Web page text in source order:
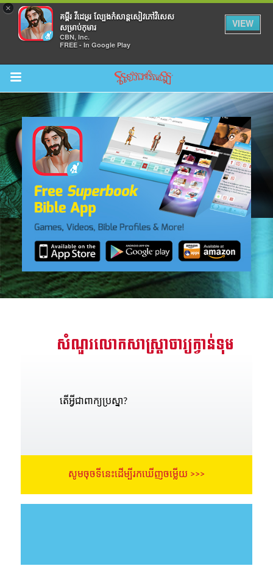
×
គម្ពីរ វីដេអូរ ល្បែងកំសាន្តសៀវភៅវិសេស
សម្រាប់កុមារ
CBN, Inc.
FREE - In Google Play
VIEW
Return to Content
គម្ពីរ
សំណួរលោកសាស្រ្តាចារ្យក្វាន់ទុម
តើអ្វីជាពាក្យប្រស្នា​?
សូមចុចទីនេះដើម្បីរកឃើញចម្លើយ >>>